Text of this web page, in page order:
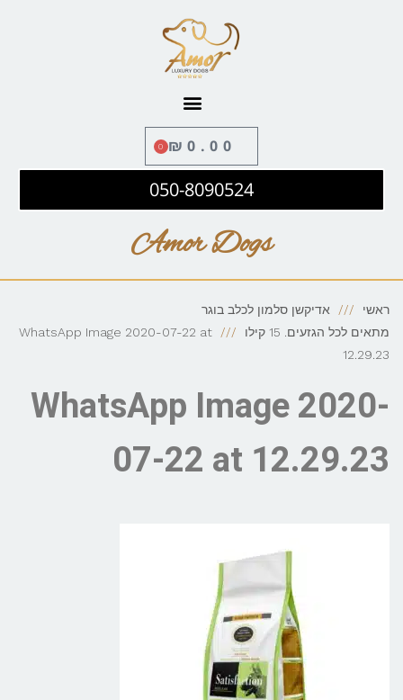
₪0.00
0
050-8090524
Amor Dogs
ראשי
אדיקשן סלמון לכלב בוגר
מתאים לכל הגזעים. 15 קילו
WhatsApp Image 2020-07-22 at
12.29.23
WhatsApp Image 2020-
07-22 at 12.29.23